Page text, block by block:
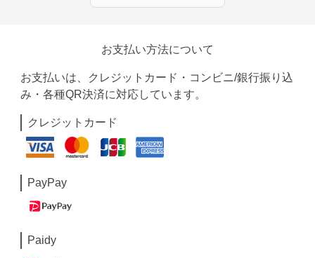
お支払い方法について
お支払いは、クレジットカード・コンビニ/銀行振り込
み・各種QR決済に対応しています。
クレジットカード
PayPay
Paidy